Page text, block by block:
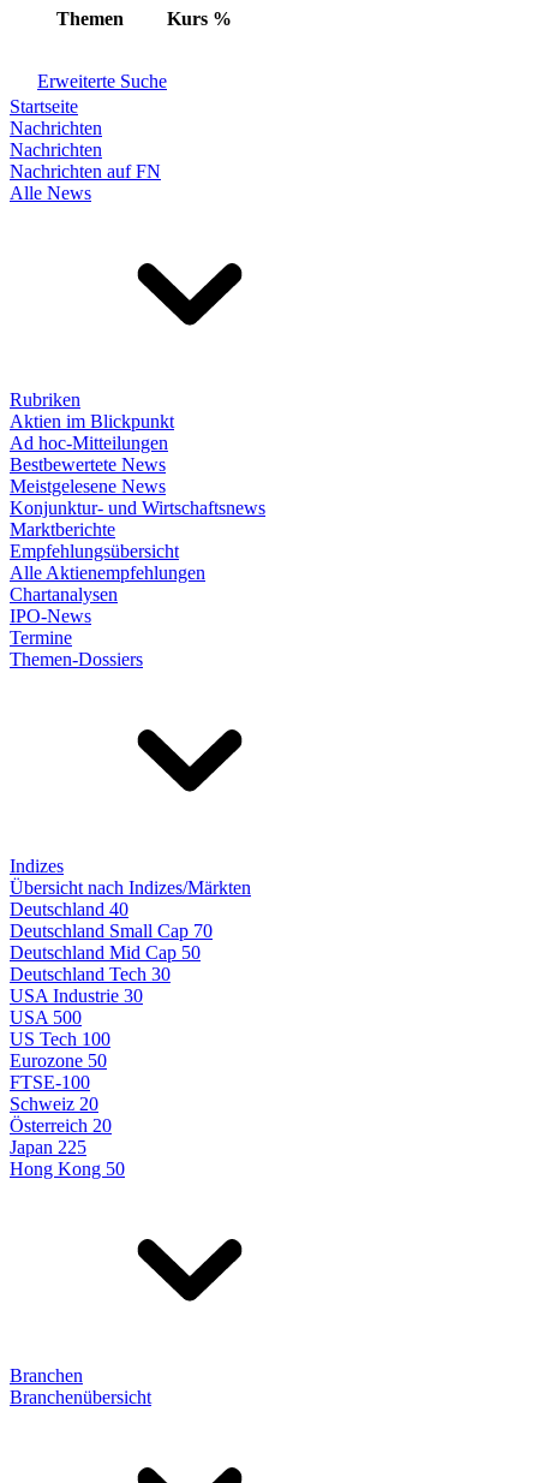
Themen Kurs %
Erweiterte Suche
Startseite
Nachrichten
Nachrichten
Nachrichten auf FN
Alle News
Rubriken
Aktien im Blickpunkt
Ad hoc-Mitteilungen
Bestbewertete News
Meistgelesene News
Konjunktur- und Wirtschaftsnews
Marktberichte
Empfehlungsübersicht
Alle Aktienempfehlungen
Chartanalysen
IPO-News
Termine
Themen-Dossiers
Indizes
Übersicht nach Indizes/Märkten
Deutschland 40
Deutschland Small Cap 70
Deutschland Mid Cap 50
Deutschland Tech 30
USA Industrie 30
USA 500
US Tech 100
Eurozone 50
FTSE-100
Schweiz 20
Österreich 20
Japan 225
Hong Kong 50
Branchen
Branchenübersicht